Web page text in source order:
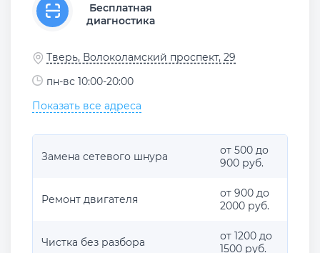
Бесплатная
диагностика
Тверь, Волоколамский проспект, 29
пн-вс 10:00-20:00
Показать все адреса
Замена сетевого шнура
от 500 до
900 руб.
Ремонт двигателя
от 900 до
2000 руб.
Чистка без разбора
от 1200 до
1500 руб.